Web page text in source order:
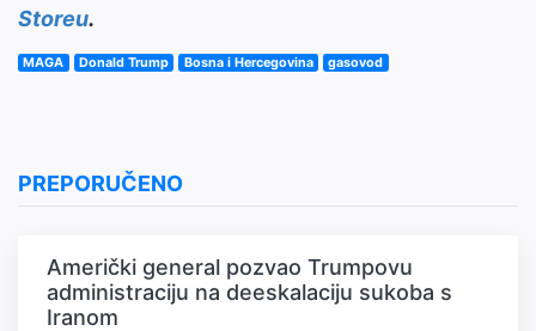
Storeu.
MAGA Donald Trump Bosna i Hercegovina gasovod
PREPORUČENO
Američki general pozvao Trumpovu
administraciju na deeskalaciju sukoba s
Iranom